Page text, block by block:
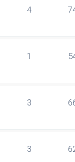
4
1
3
3